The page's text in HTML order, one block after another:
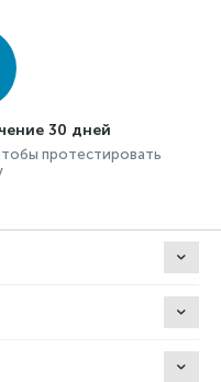
30 дней
протестировать